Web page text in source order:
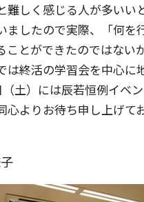
難しく感じる人が多い
ましたので実際、「何
ことができたのではない
は終活の学習会を中心
土）には辰若恒例イベ
心よりお待ち申し上げて